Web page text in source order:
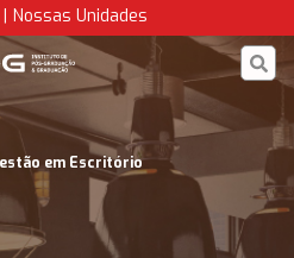
| Nossas Unidades
em Escritório
em Escritório | IPOG